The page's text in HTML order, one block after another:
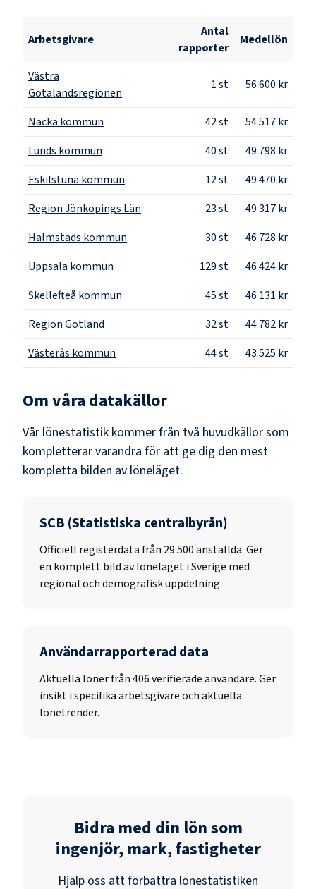
Arbetsgivare
Antal
rapporter
Medellön
Västra
Götalandsregionen
1st 56 600 kr
Nacka kommun 42st
54 517 kr
Lunds kommun
40st
49 798 kr
Eskilstuna kommun
12st
49 470 kr
Region Jönköpings Län
23st
49 317 kr
Halmstads kommun
30st
46 728 kr
Uppsala kommun
129st
46 424 kr
Skellefteå kommun
45st
46 131 kr
Region Gotland
32st
44 782 kr
Västerås kommun
44st 43 525 kr
Om våra datakällor
Vår lönestatistik kommer från två huvudkällor som
kompletterar varandra för att ge dig den mest
kompletta bilden av löneläget.
SCB (Statistiska centralbyrån)
Officiell registerdata från 29 500anställda. Ger
en komplett bild av löneläget i Sverige med
regional och demografisk uppdelning.
Användarrapporterad data
Aktuella löner från 406 verifierade användare. Ger
insikt i specifika arbetsgivare och aktuella
lönetrender.
Bidra med din lön som
ingenjör, mark, fastigheter
Hjälp oss att förbättra lönestatistiken